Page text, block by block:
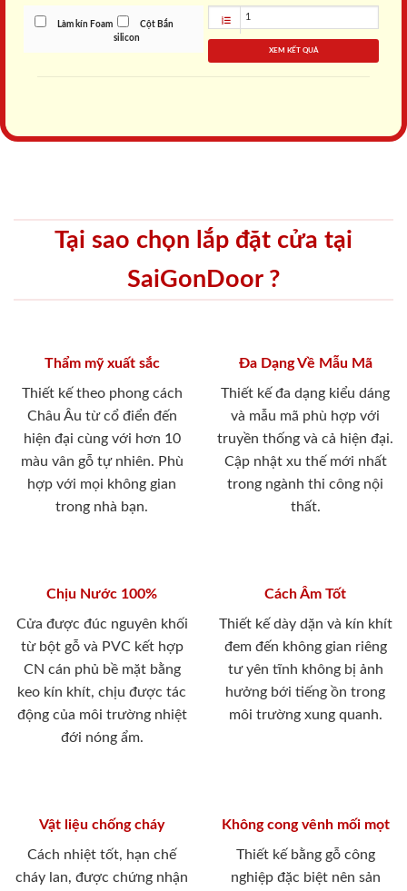
Làm kín Foam
Cột Bắn
silicon
XEM KẾT QUẢ
Tại sao chọn lắp đặt cửa tại
SaiGonDoor ?
Thẩm mỹ xuất sắc
Thiết kế theo phong cách
Châu Âu từ cổ điển đến
hiện đại cùng với hơn 10
màu vân gỗ tự nhiên. Phù
hợp với mọi không gian
trong nhà bạn.
Đa Dạng Về Mẫu Mã
Thiết kế đa dạng kiểu dáng
và mẫu mã phù hợp với
truyền thống và cả hiện đại.
Cập nhật xu thế mới nhất
trong ngành thi công nội
thất.
Chịu Nước 100%
Cửa được đúc nguyên khối
từ bột gỗ và PVC kết hợp
CN cán phủ bề mặt bằng
keo kín khít, chịu được tác
động của môi trường nhiệt
đới nóng ẩm.
Cách Âm Tốt
Thiết kế dày dặn và kín khít
đem đến không gian riêng
tư yên tĩnh không bị ảnh
hưởng bới tiếng ồn trong
môi trường xung quanh.
Vật liệu chống cháy
Cách nhiệt tốt, hạn chế
cháy lan, được chứng nhận
Không cong vênh mối mọt
Thiết kế bằng gỗ công
nghiệp đặc biệt nên sản